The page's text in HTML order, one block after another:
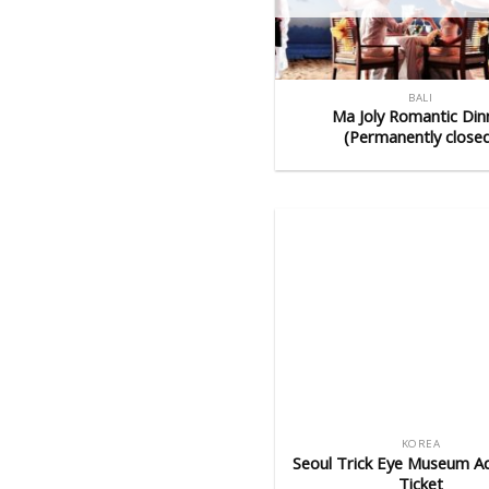
BALI
Ma Joly Romantic
(Permanently
KOREA
Seoul Trick Eye Museum
Ticket